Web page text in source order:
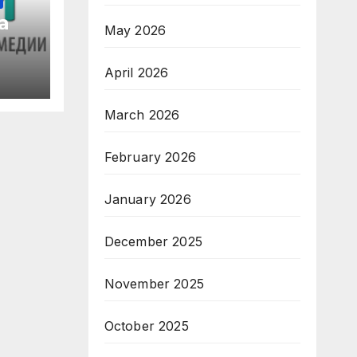
May 2026
April 2026
March 2026
February 2026
January 2026
December 2025
November 2025
October 2025